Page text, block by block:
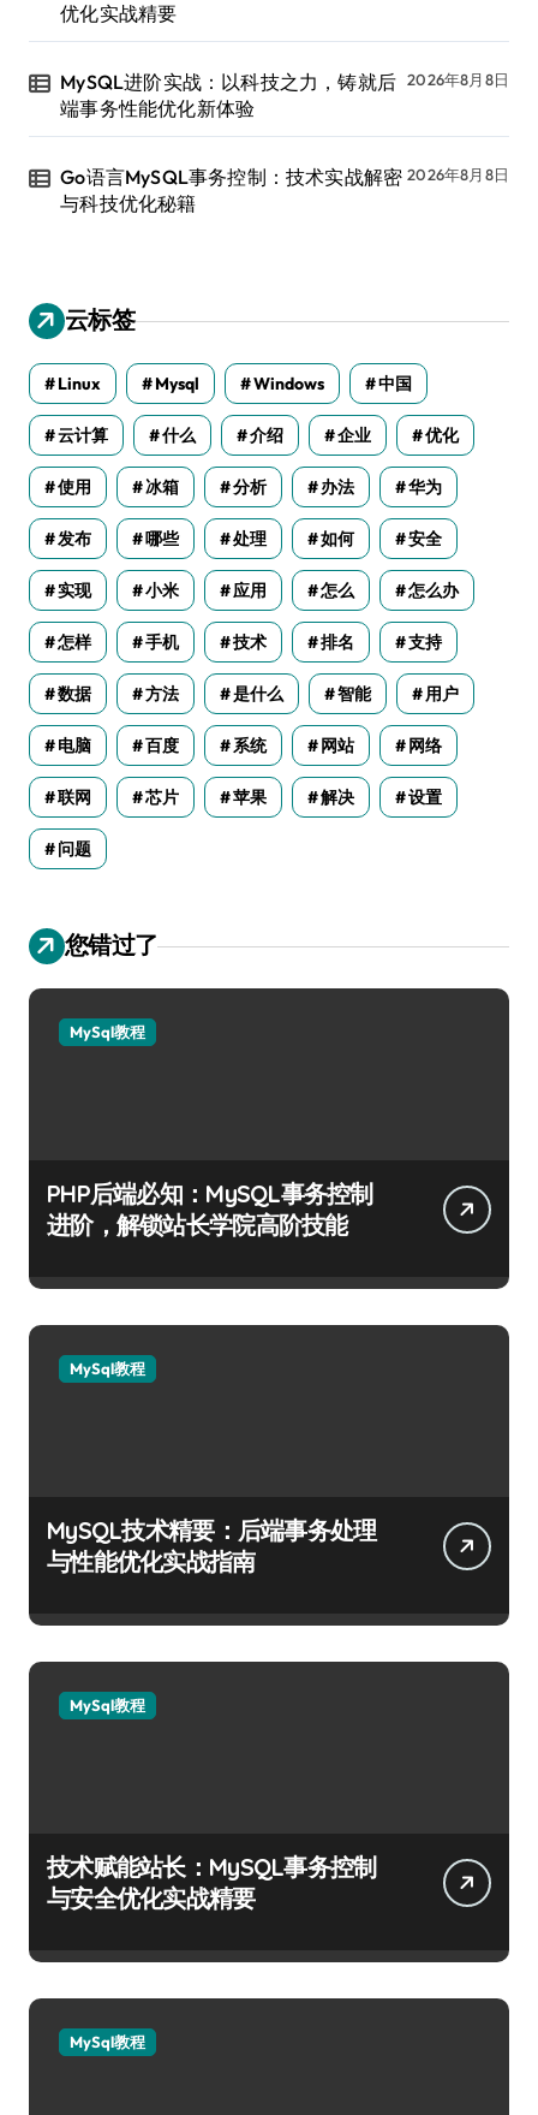
优化实战精要
MySQL进阶实战：以科技之力，铸就后
端事务性能优化新体验
2026年8月8日
Go语言MySQL事务控制：技术实战解密
与科技优化秘籍
2026年8月8日
云标签
Linux Mysql Windows 中国
云计算 什么 介绍 企业 优化
使用 冰箱 分析 办法 华为
发布 哪些 处理 如何 安全
实现 小米 应用 怎么 怎么办
怎样 手机 技术 排名 支持
数据 方法 是什么 智能 用户
电脑 百度 系统 网站 网络
联网 芯片 苹果 解决 设置
问题
您错过了
MySql教程
PHP后端必知：MySQL事务控制
进阶，解锁站长学院高阶技能
MySql教程
MySQL技术精要：后端事务处理
与性能优化实战指南
MySql教程
技术赋能站长：MySQL事务控制
与安全优化实战精要
MySql教程